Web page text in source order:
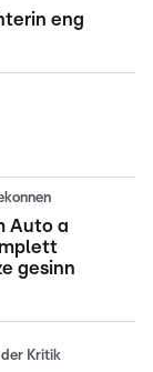
eng
Auto a
gesinn
der Kritik